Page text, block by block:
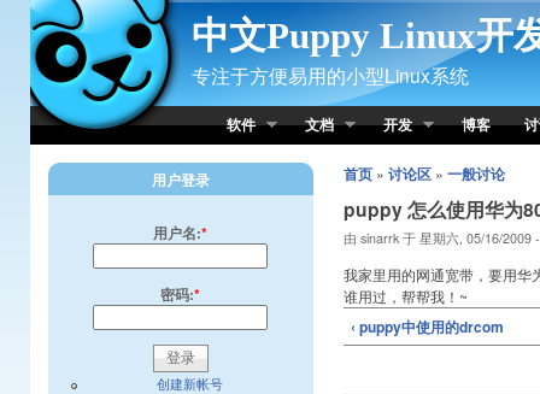
Skip to Content
中文Puppy Linux开
专注于方便易用的小型Linux系统
软件 文档 开发 博客
首页» 讨论区» 一般讨论
puppy 怎么使用华为
由 sinarrk 于 星期六, 05/16/2009
我家里用的网通宽带，要用
谁用过，帮帮我！~
‹ puppy中使用的drcom
用户登录
用户名:*
密码:*
创建新帐号